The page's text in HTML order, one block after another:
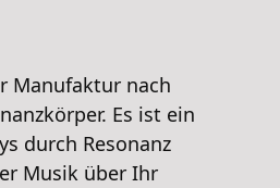
Manufaktur nach
Es ist ein
durch Resonanz
Musik über Ihr